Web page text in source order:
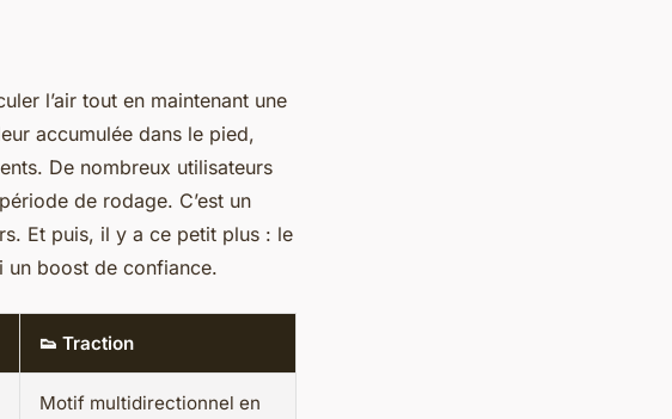
l’air tout en maintenant une
accumulée dans le pied,
De nombreux utilisateurs
de rodage. C’est un
Et puis, il y a ce petit plus : le
un boost de confiance.
👟 Traction
Motif multidirectionnel en